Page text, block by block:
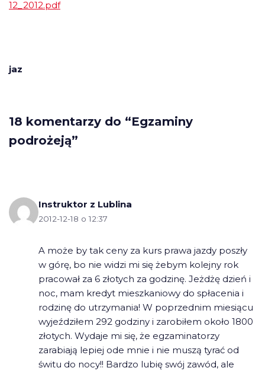
12_2012.pdf
jaz
18 komentarzy do “Egzaminy
podrożeją”
Instruktor z Lublina
2012-12-18 o 12:37
A może by tak ceny za kurs prawa jazdy poszły
w górę, bo nie widzi mi się żebym kolejny rok
pracował za 6 złotych za godzinę. Jeżdżę dzień i
noc, mam kredyt mieszkaniowy do spłacenia i
rodzinę do utrzymania! W poprzednim miesiącu
wyjeździłem 292 godziny i zarobiłem około 1800
złotych. Wydaje mi się, że egzaminatorzy
zarabiają lepiej ode mnie i nie muszą tyrać od
świtu do nocy!! Bardzo lubię swój zawód, ale